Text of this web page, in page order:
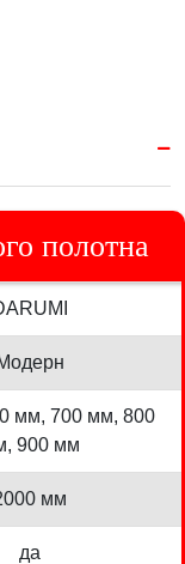
полотна
мм, 700 мм, 800
900 мм
мм
да